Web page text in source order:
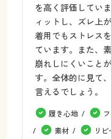
を高く評価してい
ィットし、ズレ上
着用でもストレス
ています。また、
崩れしにくいこと
す。全体的に見て
言えるでしょう。
履き心地
素材
リ